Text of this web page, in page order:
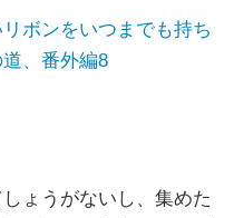
ボンをいつまでも持ち
、番外編8
ょうがないし、集めた